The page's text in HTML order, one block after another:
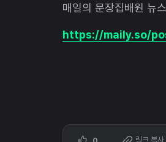
매일의 문장집배원 뉴
https://maily.so/
링크 복사